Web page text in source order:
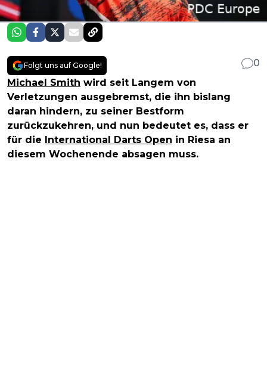
Folgt uns auf Google!
0
Michael Smith wird seit Langem von
Verletzungen ausgebremst, die ihn bislang
daran hindern, zu seiner Bestform
zurückzukehren, und nun bedeutet es, dass er
für die
International Darts Open in Riesa an
diesem Wochenende absagen muss.